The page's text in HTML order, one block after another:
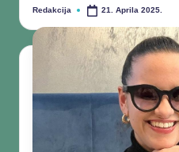
Redakcija 21. Aprila 2025.